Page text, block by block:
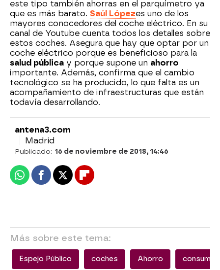
este tipo también ahorras en el parquímetro ya
que es más barato. Saúl Lópezes uno de los
mayores conocedores del coche eléctrico. En su
canal de Youtube cuenta todos los detalles sobre
estos coches. Asegura que hay que optar por un
coche eléctrico porque es beneficioso para la
salud pública y porque supone un ahorro
importante. Además, confirma que el cambio
tecnológico se ha producido, lo que falta es un
acompañamiento de infraestructuras que están
todavía desarrollando.
antena3.com
Madrid
Publicado: 16 de noviembre de 2018, 14:46
WhatsappFacebook
X Flipboard
Más sobre este tema:
Espejo Público coches Ahorro consumo